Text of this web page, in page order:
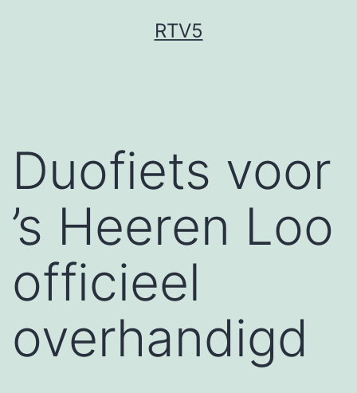
RTV5
Duofiets voor
’s Heeren Loo
officieel
overhandigd